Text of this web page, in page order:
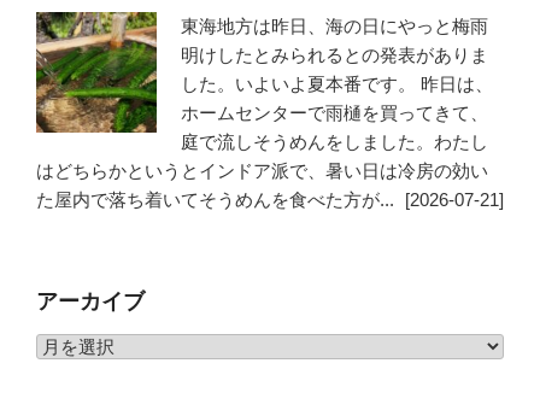
東海地方は昨日、海の日にやっと梅雨
明けしたとみられるとの発表がありま
した。いよいよ夏本番です。 昨日は、
ホームセンターで雨樋を買ってきて、
庭で流しそうめんをしました。わたし
はどちらかというとインドア派で、暑い日は冷房の効い
た屋内で落ち着いてそうめんを食べた方が...
[2026-07-21]
アーカイブ
ア